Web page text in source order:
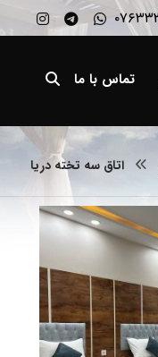
تماس با ما
اتاق سه تخته دریا